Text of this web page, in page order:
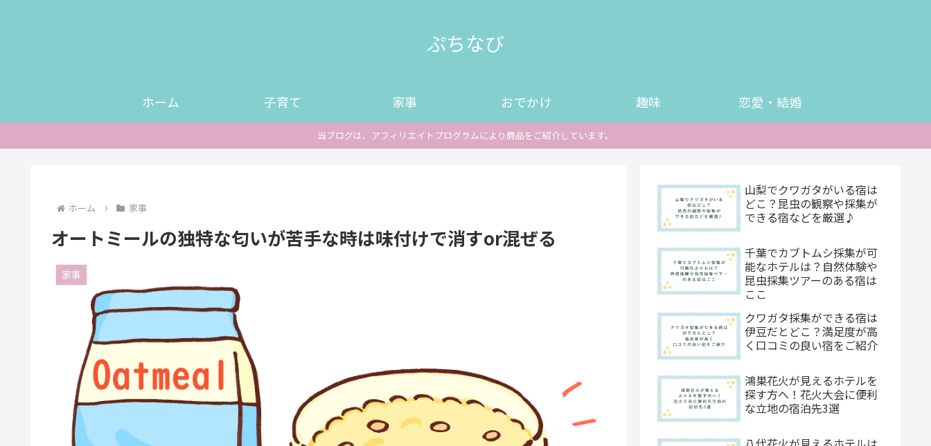
ぷちなび
ホーム 子育て 家事 おでかけ 趣味 恋愛・結婚
当ブログは、アフィリエイトプログラムにより商品をご紹介しています。
ホーム 家事
オートミールの独特な匂いが苦手な時は味付けで消すor混ぜる
家事
山梨でクワガタがいる宿は
どこ？昆虫の観察や採集が
できる宿などを厳選♪
千葉でカブトムシ採集が可
能なホテルは？自然体験や
昆虫採集ツアーのある宿は
ここ
クワガタ採集ができる宿は
伊豆だとどこ？満足度が高
く口コミの良い宿をご紹介
鴻巣花火が見えるホテルを
探す方へ！花火大会に便利
な立地の宿泊先3選